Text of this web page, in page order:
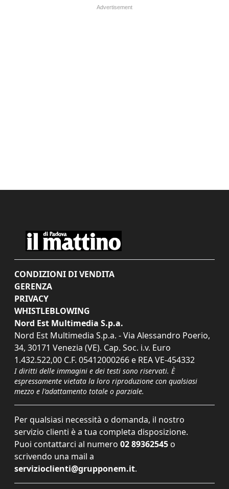
CONDIZIONI DI VENDITA
GERENZA
PRIVACY
WHISTLEBLOWING
Nord Est Multimedia S.p.a.
Nord Est Multimedia S.p.a. - Via Alessandro Poerio,
34, 30171 Venezia (VE). Cap. Soc. i.v. Euro
1.432.522,00 C.F. 05412000266 e REA VE-454332
I diritti delle immagini e dei testi sono riservati. È
espressamente vietata la loro riproduzione con qualsiasi
mezzo e l'adattamento totale o parziale.
Per qualsiasi necessità o domanda, il nostro
servizio clienti è a tua completa disposizione.
Puoi contattarci al numero 02 89362545 o
scrivendo una mail a
servizioclienti@grupponem.it.